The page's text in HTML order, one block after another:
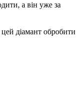
а він уже за
діамант обробити